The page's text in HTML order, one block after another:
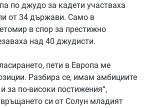
по джудо за кадети участваха
от 34 държави. Само в
в спор за престижно
над 40 джудисти.
пети в Европа ме
Разбира се, имам амбициите
за по-високи постижения“,
си от Солун младият